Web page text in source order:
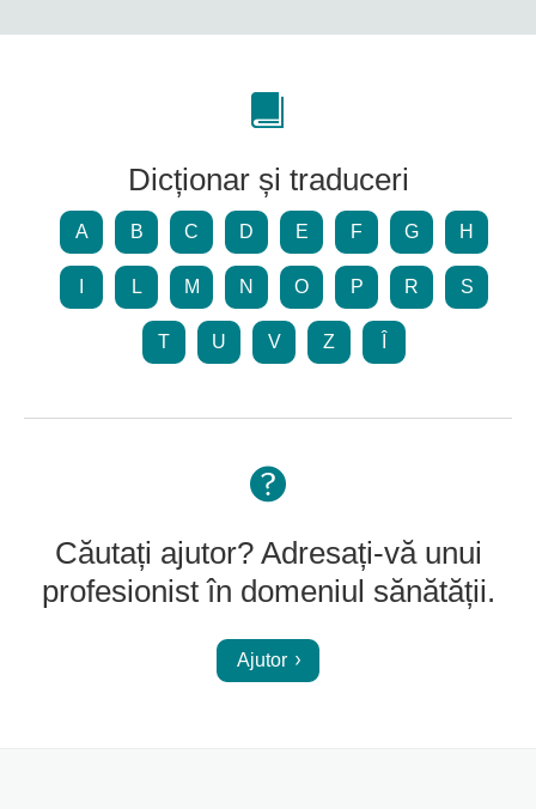
Dicționar și traduceri
A B C D E F G H
L M N O P R S
T U V Z
Căutați ajutor? Adresați-vă unui
profesionist în domeniul sănătății.
Ajutor